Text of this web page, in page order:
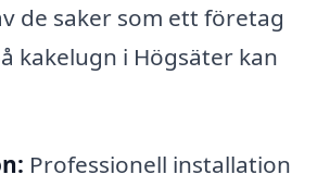
de saker som ett företag
kakelugn i Högsäter kan
Professionell installation